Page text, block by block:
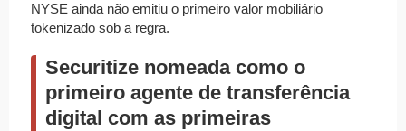
NYSE ainda não emitiu o primeiro valor mobiliário
tokenizado sob a regra.
Securitize nomeada como o
primeiro agente de transferência
digital com as primeiras